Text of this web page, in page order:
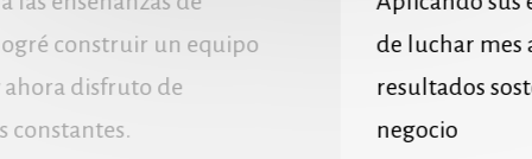
de luchar mes a mes a generar
resultados sostenibles en mi
negocio